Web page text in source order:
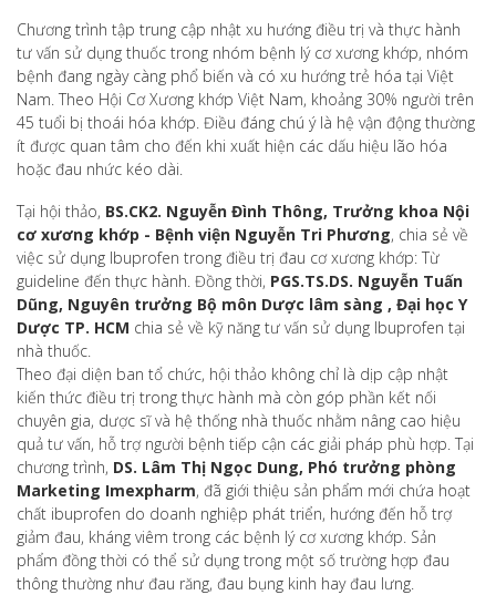
Chương trình tập trung cập nhật xu hướng điều trị và thực hành
tư vấn sử dụng thuốc trong nhóm bệnh lý cơ xương khớp, nhóm
bệnh đang ngày càng phổ biến và có xu hướng trẻ hóa tại Việt
Nam. Theo Hội Cơ Xương khớp Việt Nam, khoảng 30% người trên
45 tuổi bị thoái hóa khớp. Điều đáng chú ý là hệ vận động thường
ít được quan tâm cho đến khi xuất hiện các dấu hiệu lão hóa
hoặc đau nhức kéo dài.
Tại hội thảo, BS.CK2. Nguyễn Đình Thông, Trưởng khoa Nội
cơ xương khớp - Bệnh viện Nguyễn Tri Phương, chia sẻ về
việc sử dụng Ibuprofen trong điều trị đau cơ xương khớp: Từ
guideline đến thực hành. Đồng thời, PGS.TS.DS. Nguyễn Tuấn
Dũng, Nguyên trưởng Bộ môn Dược lâm sàng , Đại học Y
Dược TP. HCM chia sẻ về kỹ năng tư vấn sử dụng Ibuprofen tại
nhà thuốc.
Theo đại diện ban tổ chức, hội thảo không chỉ là dịp cập nhật
kiến thức điều trị trong thực hành mà còn góp phần kết nối
chuyên gia, dược sĩ và hệ thống nhà thuốc nhằm nâng cao hiệu
quả tư vấn, hỗ trợ người bệnh tiếp cận các giải pháp phù hợp. Tại
chương trình, DS. Lâm Thị Ngọc Dung, Phó trưởng phòng
Marketing Imexpharm, đã giới thiệu sản phẩm mới chứa hoạt
chất ibuprofen do doanh nghiệp phát triển, hướng đến hỗ trợ
giảm đau, kháng viêm trong các bệnh lý cơ xương khớp. Sản
phẩm đồng thời có thể sử dụng trong một số trường hợp đau
thông thường như đau răng, đau bụng kinh hay đau lưng.